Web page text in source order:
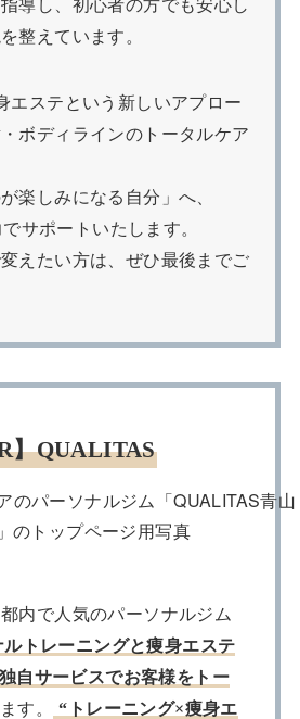
導し、初心者の方でも安心し
整えています。
エステという新しいアプロー
ボディラインのトータルケア
楽しみになる自分」へ、
サポートいたします。
えたい方は、ぜひ最後までご
】QUALITAS
内で人気のパーソナルジム
ルトレーニングと痩身エステ
自サービスでお客様をトー
す。
“トレーニング×痩身エ